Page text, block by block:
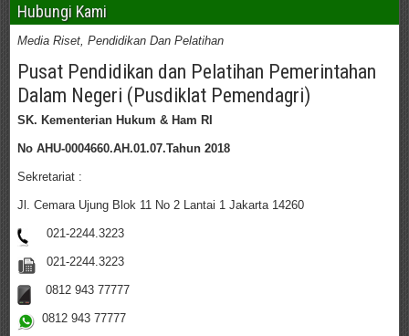
Hubungi Kami
Media Riset, Pendidikan Dan Pelatihan
Pusat Pendidikan dan Pelatihan Pemerintahan
Dalam Negeri (Pusdiklat Pemendagri)
SK. Kementerian Hukum & Ham RI
No AHU-0004660.AH.01.07.Tahun 2018
Sekretariat :
Jl. Cemara Ujung Blok 11 No 2 Lantai 1 Jakarta 14260
021-2244.3223
021-2244.3223
0812 943 77777
0812 943 77777